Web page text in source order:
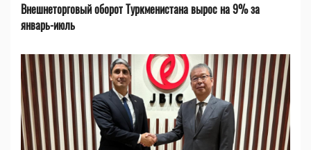
Внешнеторговый оборот Туркменистана вырос на 9% за
январь-июль